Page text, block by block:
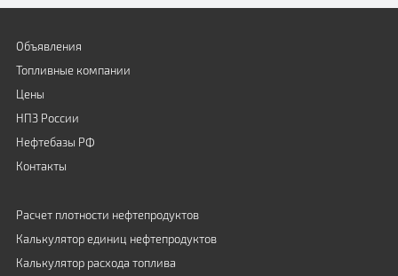
Объявления
Топливные компании
Цены
НПЗ России
Нефтебазы РФ
Контакты
Расчет плотности нефтепродуктов
Калькулятор единиц нефтепродуктов
Калькулятор расхода топлива